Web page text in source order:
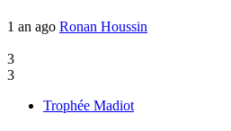
1 an ago Ronan Houssin
3
3
Trophée Madiot